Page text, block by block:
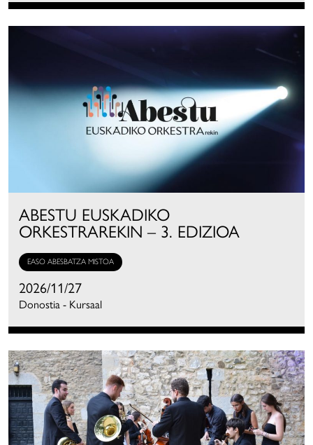
ABESTU EUSKADIKO
ORKESTRAREKIN – 3. EDIZIOA
EASO ABESBATZA MISTOA
2026/11/27
Donostia - Kursaal